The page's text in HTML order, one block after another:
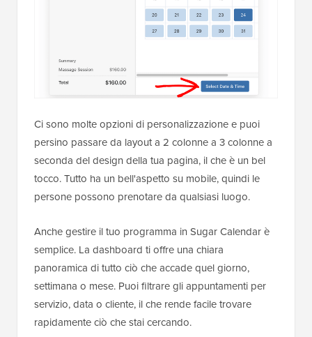
Ci sono molte opzioni di personalizzazione e puoi
persino passare da layout a 2 colonne a 3 colonne a
seconda del design della tua pagina, il che è un bel
tocco. Tutto ha un bell'aspetto su mobile, quindi le
persone possono prenotare da qualsiasi luogo.
Anche gestire il tuo programma in Sugar Calendar è
semplice. La dashboard ti offre una chiara
panoramica di tutto ciò che accade quel giorno,
settimana o mese. Puoi filtrare gli appuntamenti per
servizio, data o cliente, il che rende facile trovare
rapidamente ciò che stai cercando.